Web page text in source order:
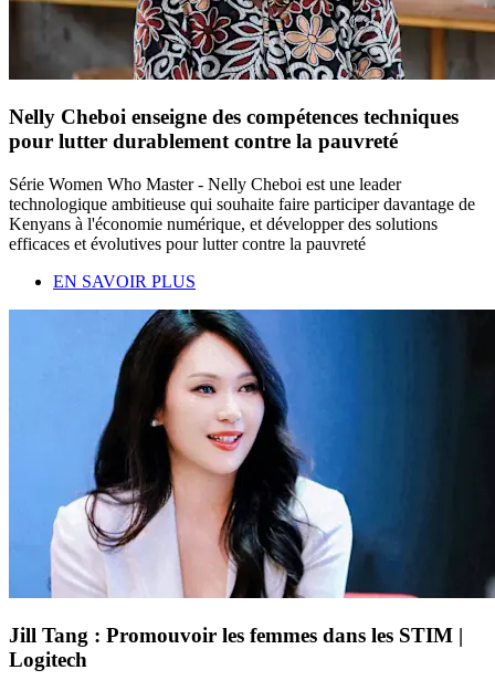
Nelly Cheboi enseigne des compétences techniques
pour lutter durablement contre la pauvreté
Série Women Who Master - Nelly Cheboi est une leader
technologique ambitieuse qui souhaite faire participer davantage de
Kenyans à l'économie numérique, et développer des solutions
efficaces et évolutives pour lutter contre la pauvreté
EN SAVOIR PLUS
Jill Tang : Promouvoir les femmes dans les STIM |
Logitech